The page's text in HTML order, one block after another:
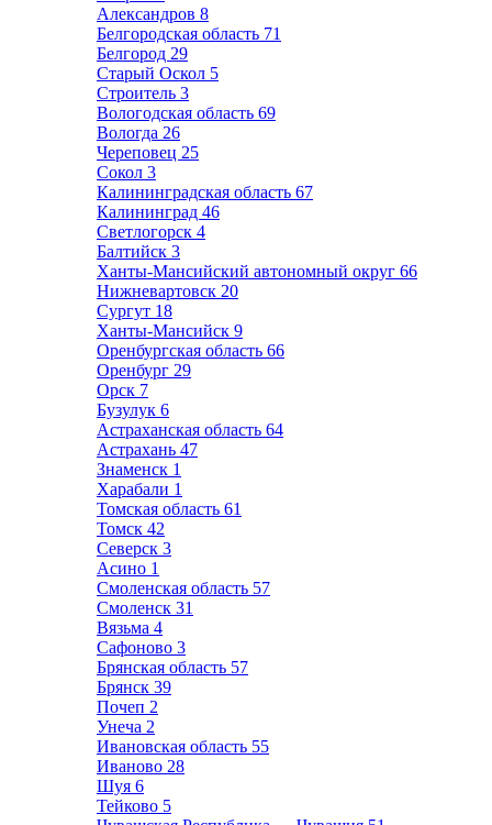
Александров 8
Белгородская область 71
Белгород 29
Старый Оскол 5
Строитель 3
Вологодская область 69
Вологда 26
Череповец 25
Сокол 3
Калининградская область 67
Калининград 46
Светлогорск 4
Балтийск 3
Ханты-Мансийский автономный округ 66
Нижневартовск 20
Сургут 18
Ханты-Мансийск 9
Оренбургская область 66
Оренбург 29
Орск 7
Бузулук 6
Астраханская область 64
Астрахань 47
Знаменск 1
Харабали 1
Томская область 61
Томск 42
Северск 3
Асино 1
Смоленская область 57
Смоленск 31
Вязьма 4
Сафоново 3
Брянская область 57
Брянск 39
Почеп 2
Унеча 2
Ивановская область 55
Иваново 28
Шуя 6
Тейково 5